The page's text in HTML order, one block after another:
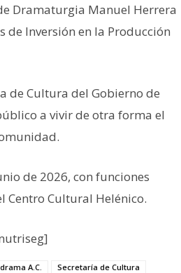
Dramaturgia Manuel Herrera
de Inversión en la Producción
de Cultura del Gobierno de
a vivir de otra forma el
de 2026, con funciones
Centro Cultural Helénico.
A.C.
Secretaría de Cultura